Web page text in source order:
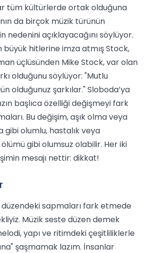
tüm kültürlerde ortak olduğuna
da birçok müzik türünün
nedenini açıklayacağını söylüyor.
büyük hitlerine imza atmış Stock,
üçlüsünden Mike Stock, var olan
olduğunu söylüyor: "Mutlu
olduğunuz şarkılar." Sloboda’ya
başlıca özelliği değişmeyi fark
Bu değişim, aşık olma veya
gibi olumlu, hastalık veya
gibi olumsuz olabilir. Her iki
mesajı nettir: dikkat!
düzendeki sapmaları fark etmede
Müzik seste düzen demek
yapı ve ritimdeki çeşitliliklerle
şaşmamak lazım. İnsanlar